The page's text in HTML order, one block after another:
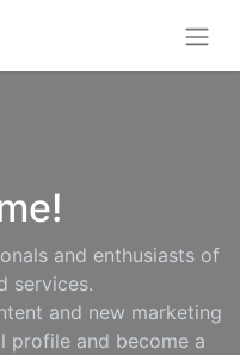
and enthusiasts of
services.
and new marketing
profile and become a